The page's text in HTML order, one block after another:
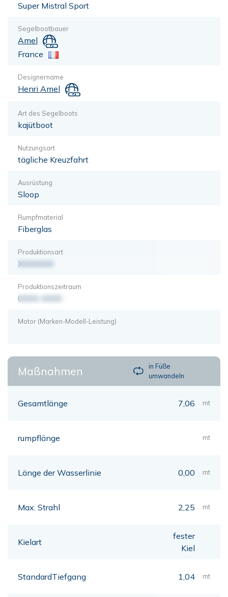
Super Mistral Sport
Segelbootbauer
Amel
France
Designername
Henri Amel
Art des Segelboots
kajütboot
Nutzungsart
tägliche Kreuzfahrt
Ausrüstung
Sloop
Rumpfmaterial
Fiberglas
Produktionsart
XXXXXXX
Produktionszeitraum
0000-0000
Motor (Marken-Modell-Leistung)
Maßnahmen
in Füße
umwandeln
Gesamtlänge 7,06 mt
rumpflänge mt
Länge der Wasserlinie 0,00 mt
Max. Strahl 2,25 mt
Kielart
fester
Kiel
StandardTiefgang 1,04 mt